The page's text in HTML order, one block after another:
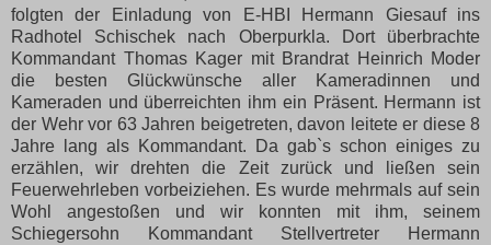
folgten der Einladung von E-HBI Hermann Giesauf ins
Radhotel Schischek nach Oberpurkla. Dort überbrachte
Kommandant Thomas Kager mit Brandrat Heinrich Moder
die besten Glückwünsche aller Kameradinnen und
Kameraden und überreichten ihm ein Präsent. Hermann ist
der Wehr vor 63 Jahren beigetreten, davon leitete er diese 8
Jahre lang als Kommandant. Da gab`s schon einiges zu
erzählen, wir drehten die Zeit zurück und ließen sein
Feuerwehrleben vorbeiziehen. Es wurde mehrmals auf sein
Wohl angestoßen und wir konnten mit ihm, seinem
Schiegersohn Kommandant Stellvertreter Hermann